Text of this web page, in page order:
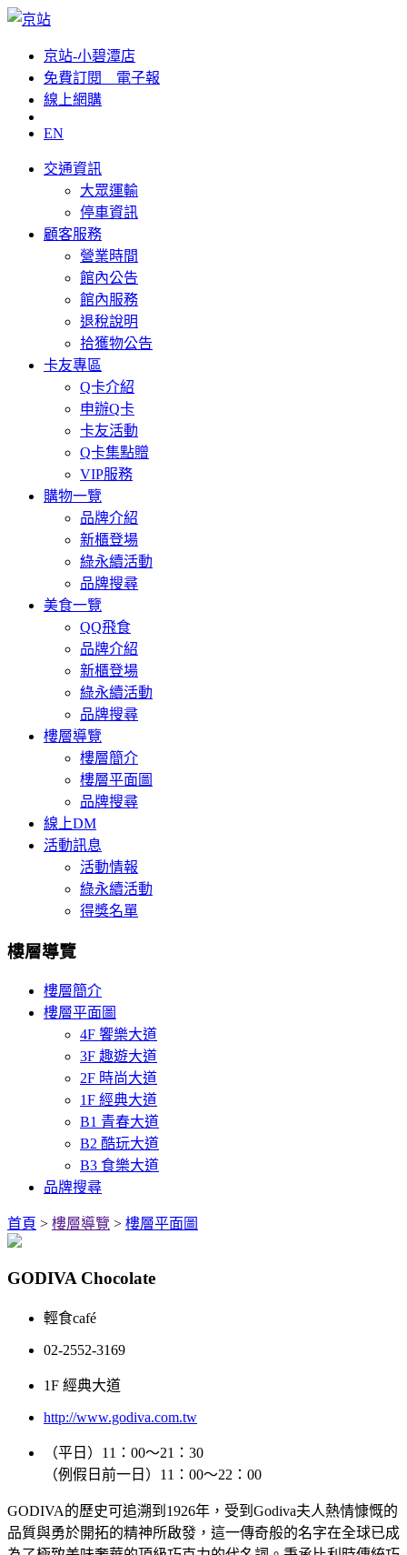
京站-小碧潭店
免費訂閱__電子報
線上網購
EN
交通資訊
大眾運輸
停車資訊
顧客服務
營業時間
館內公告
館內服務
退稅說明
拾獲物公告
卡友專區
Q卡介紹
申辦Q卡
卡友活動
Q卡集點贈
VIP服務
購物一覽
品牌介紹
新櫃登場
綠永續活動
品牌搜尋
美食一覽
QQ飛食
品牌介紹
新櫃登場
綠永續活動
品牌搜尋
樓層導覽
樓層簡介
樓層平面圖
品牌搜尋
線上DM
活動訊息
活動情報
綠永續活動
得獎名單
樓層導覽
樓層簡介
樓層平面圖
4F 饗樂大道
3F 趣遊大道
2F 時尚大道
1F 經典大道
B1 青春大道
B2 酷玩大道
B3 食樂大道
品牌搜尋
首頁 > 樓層導覽 > 樓層平面圖
GODIVA Chocolate
輕食café
02-2552-3169
1F 經典大道
http://www.godiva.com.tw
（平日）11：00～21：30
（例假日前一日）11：00～22：00
GODIVA的歷史可追溯到1926年，受到Godiva夫人熱情慷慨的
品質與勇於開拓的精神所啟發，這一傳奇般的名字在全球已成